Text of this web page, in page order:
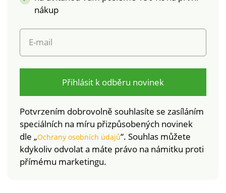
nákup
E-mail
Přihlásit k odběru novinek
Potvrzením dobrovolně souhlasíte se zasíláním
speciálních na míru přizpůsobených novinek
dle „Ochrany osobních údajů“. Souhlas můžete
kdykoliv odvolat a máte právo na námitku proti
přímému marketingu.